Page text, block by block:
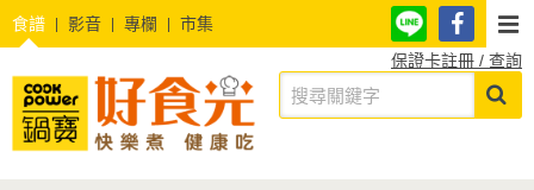
食譜 影音 專欄
市集
保證卡註冊 / 查詢